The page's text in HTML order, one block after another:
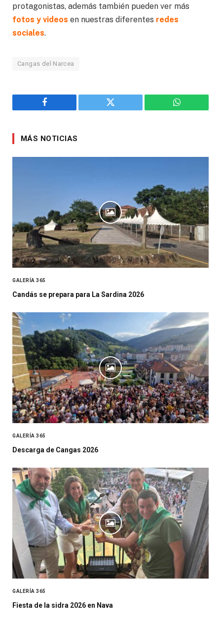
protagonistas, además también pueden ver más
fotos y videos en nuestras diferentes redes
sociales.
Cangas del Narcea
Facebook Twitter WhatsApp
MÁS NOTICIAS
GALERÍA 365
Candás se prepara para La Sardina 2026
GALERÍA 365
Descarga de Cangas 2026
GALERÍA 365
Fiesta de la sidra 2026 en Nava